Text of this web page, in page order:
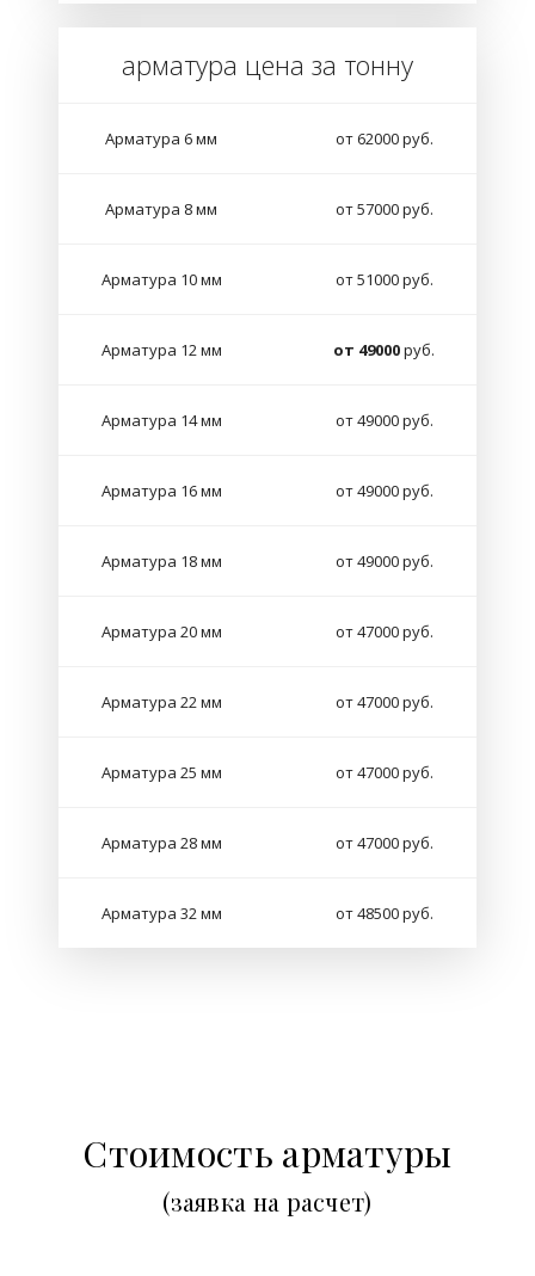
арматура цена за тонну
Арматура 6 мм от 62000 руб.
Арматура 8 мм от 57000 руб.
Арматура 10 мм от 51000 руб.
Арматура 12 мм от 49000руб.
Арматура 14 мм от 49000 руб.
Арматура 16 мм от 49000 руб.
Арматура 18 мм от 49000 руб.
Арматура 20 мм от 47000 руб.
Арматура 22 мм от 47000 руб.
Арматура 25 мм от 47000 руб.
Арматура 28 мм от 47000 руб.
Арматура 32 мм от 48500 руб.
Стоимость арматуры
(заявка на расчет)